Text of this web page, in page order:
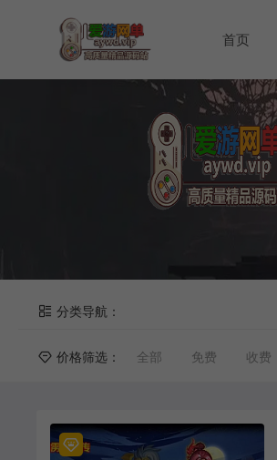
首页
分类导航：
价格筛选： 全部 免费 收费